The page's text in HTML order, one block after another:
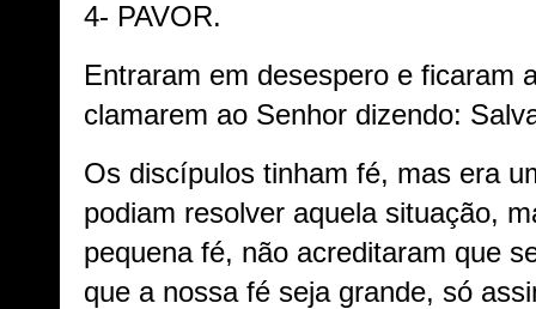
4- PAVOR.
Entraram em desespero e ficaram
clamarem ao Senhor dizendo:
Os discípulos tinham fé, mas era
podiam resolver aquela situação,
pequena fé, não acreditaram que
que a nossa fé seja grande, só